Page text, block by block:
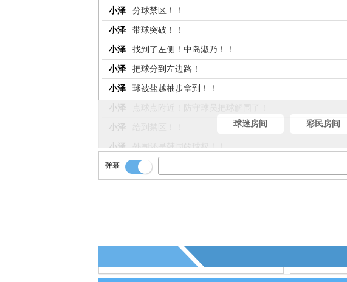
小泽 分球禁区！！
小泽 带球突破！！
小泽 找到了左侧！中岛淑乃！！
小泽 把球分到左边路！
小泽 球被盐越柚步拿到！！
小泽
小泽
小泽 外围还是韩国的球权！！
小泽 皮球被大脚解围！
球迷房间 彩民房间
弹幕